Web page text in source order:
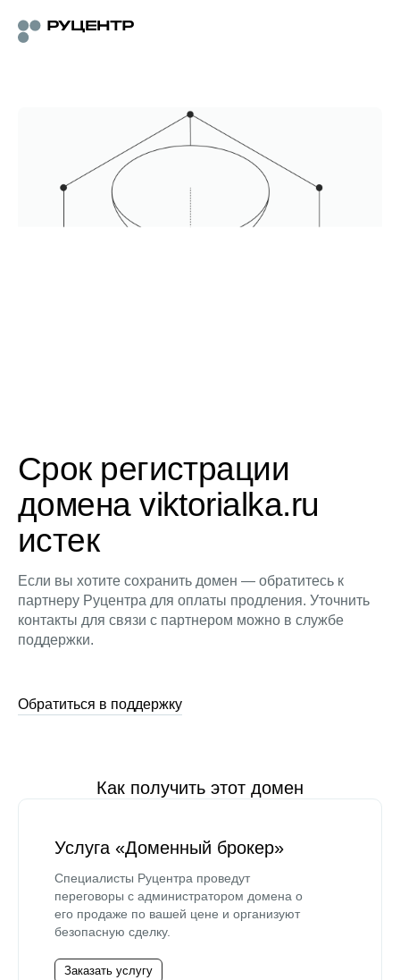
Срок регистрации
домена viktorialka.ru
истек
Если вы хотите сохранить домен — обратитесь к
партнеру Руцентра для оплаты продления. Уточнить
контакты для связи с партнером можно в службе
поддержки.
Обратиться в поддержку
Как получить этот домен
Услуга «Доменный брокер»
Специалисты Руцентра проведут
переговоры с администратором домена о
его продаже по вашей цене и организуют
безопасную сделку.
Заказать услугу